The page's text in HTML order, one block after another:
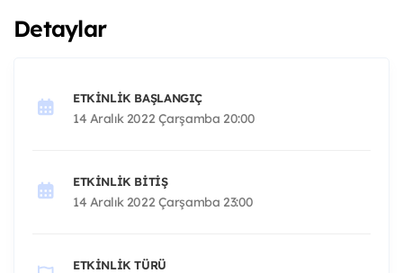
Detaylar
ETKINLIK BAŞLANGIÇ
14 Aralık 2022 Çarşamba 20:00
ETKINLIK BITIŞ
14 Aralık 2022 Çarşamba 23:00
ETKINLIK TÜRÜ